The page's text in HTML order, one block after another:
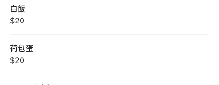
白飯
$20
荷包蛋
$20